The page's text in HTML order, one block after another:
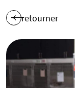
retourner